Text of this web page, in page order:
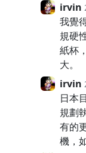
irvin
我覺
規硬
紙杯
大。
irvin
日本
規劃
有的
機，